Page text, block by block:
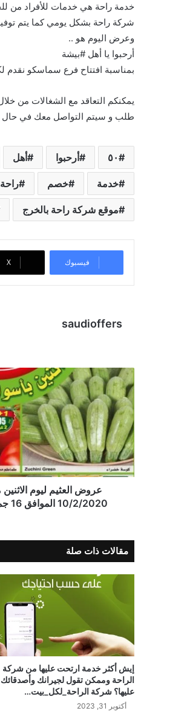
خدمة راحة هي خدمات للأفراد من
شركة راحة بشكل يومي كما يتم
وعرض اليوم هو ..
أرحبوا يا أهل #بيشة
بمناسبة افتتاح فرع سماسكو نقدم لكم خصم ٥٠٪؜ على خدمة شركة
طلب و سيتم التواصل معك في حال
٥٠ أرحبوا أهل
خدمة خصم راحة
موقع شركة راحة بالخرج
فيسبوك X
saudioffers
عروض العثيم ليوم
10/2/2020 الموافق 16 جمادى الأخر 1441
مقالات ذات صلة
إيش أكثر خدمة ارتحت عليها من شركة
الراحة وممكن تقول لجيرانك وأصدقائك
عليها؟ شركة الراحة_لكل_بيت…
أكتوبر 31, 2023